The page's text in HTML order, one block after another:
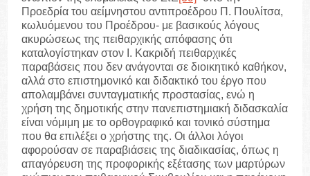
Προεδρία του αείμνηστου αντιπροέδρου Π. Πουλίτσα,
κωλυόμενου του Προέδρου- με βασικούς λόγους
ακυρώσεως της πειθαρχικής απόφασης ότι
καταλογίστηκαν στον Ι. Κακριδή πειθαρχικές
παραβάσεις που δεν ανάγονται σε διοικητικό καθήκον,
αλλά στο επιστημονικό και διδακτικό του έργο που
απολαμβάνει συνταγματικής προστασίας, ενώ η
χρήση της δημοτικής στην πανεπιστημιακή διδασκαλία
είναι νόμιμη με το ορθογραφικό και τονικό σύστημα
που θα επιλέξει ο χρήστης της. Οι άλλοι λόγοι
αφορούσαν σε παραβιάσεις της διαδικασίας, όπως η
απαγόρευση της προφορικής εξέτασης των μαρτύρων